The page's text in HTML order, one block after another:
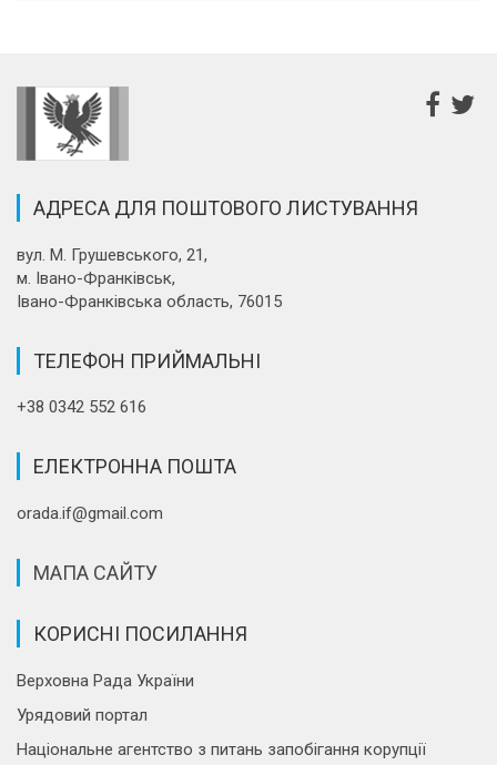
АДРЕСА ДЛЯ ПОШТОВОГО ЛИСТУВАННЯ
вул. М. Грушевського, 21,
м. Івано-Франківськ,
Івано-Франківська область, 76015
ТЕЛЕФОН ПРИЙМАЛЬНІ
+38 0342 552 616
ЕЛЕКТРОННА ПОШТА
orada.if@gmail.com
МАПА САЙТУ
КОРИСНІ ПОСИЛАННЯ
Верховна Рада України
Урядовий портал
Національне агентство з питань запобігання корупції